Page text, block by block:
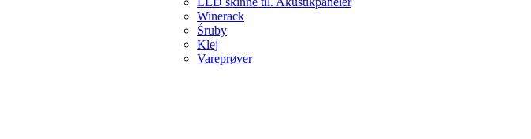
Winerack
Śruby
Klej
Vareprøver